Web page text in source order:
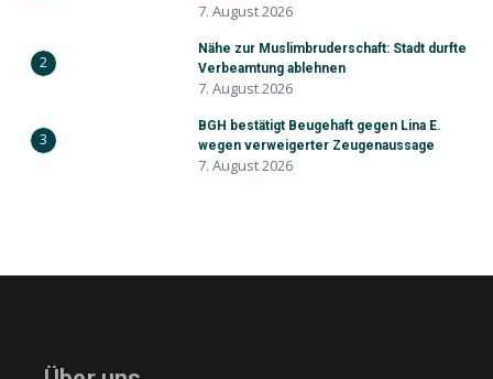
7. August 2026
2
Nähe zur Muslimbruderschaft: Stadt durfte
Verbeamtung ablehnen
7. August 2026
3
BGH bestätigt Beugehaft gegen Lina E.
wegen verweigerter Zeugenaussage
7. August 2026